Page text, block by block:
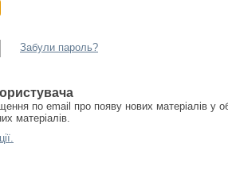
Забули пароль?
по email про появу нових матеріалів у
матеріалів.